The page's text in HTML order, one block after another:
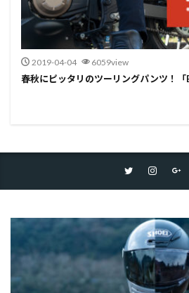
2019-04-04 6059view
春秋にピッタリのツーリングパンツ！「